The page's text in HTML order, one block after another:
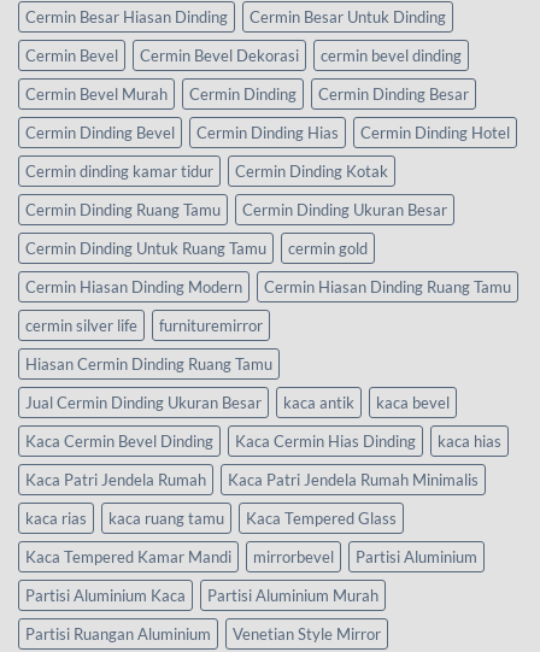
Cermin Besar Hiasan Dinding
Cermin Besar Untuk Dinding
Cermin Bevel
Cermin Bevel Dekorasi
cermin bevel dinding
Cermin Bevel Murah
Cermin Dinding
Cermin Dinding Besar
Cermin Dinding Bevel
Cermin Dinding Hias
Cermin Dinding Hotel
Cermin dinding kamar tidur
Cermin Dinding Kotak
Cermin Dinding Ruang Tamu
Cermin Dinding Ukuran Besar
Cermin Dinding Untuk Ruang Tamu
cermin gold
Cermin Hiasan Dinding Modern
Cermin Hiasan Dinding Ruang Tamu
cermin silver life
furnituremirror
Hiasan Cermin Dinding Ruang Tamu
Jual Cermin Dinding Ukuran Besar
kaca antik
kaca bevel
Kaca Cermin Bevel Dinding
Kaca Cermin Hias Dinding
kaca hias
Kaca Patri Jendela Rumah
Kaca Patri Jendela Rumah Minimalis
kaca rias
kaca ruang tamu
Kaca Tempered Glass
Kaca Tempered Kamar Mandi
mirrorbevel
Partisi Aluminium
Partisi Aluminium Kaca
Partisi Aluminium Murah
Partisi Ruangan Aluminium
Venetian Style Mirror